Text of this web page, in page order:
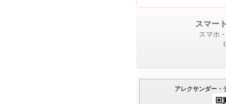
スマー
スマホ
アレクサンダー・